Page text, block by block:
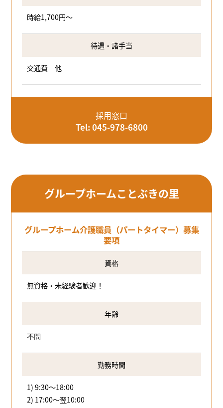
時給1,700円～
待遇・諸手当
交通費 他
採用窓口
Tel: 045-978-6800
グループホームことぶきの里
グループホーム介護職員（パートタイマー）募集
要項
資格
無資格・未経験者歓迎！
年齢
不問
勤務時間
1) 9:30～18:00
2) 17:00～翌10:00